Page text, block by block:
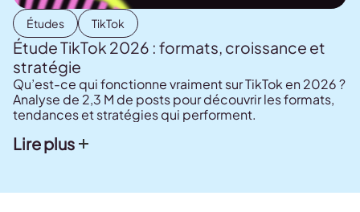
Études TikTok
Étude TikTok 2026 : formats, croissance et
stratégie
Qu’est-ce qui fonctionne vraiment sur TikTok en 2026 ?
Analyse de 2,3 M de posts pour découvrir les formats,
tendances et stratégies qui performent.
Lire plus